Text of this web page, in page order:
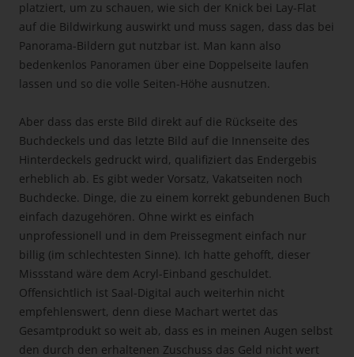
platziert, um zu schauen, wie sich der Knick bei Lay-Flat
auf die Bildwirkung auswirkt und muss sagen, dass das bei
Panorama-Bildern gut nutzbar ist. Man kann also
bedenkenlos Panoramen über eine Doppelseite laufen
lassen und so die volle Seiten-Höhe ausnutzen.
Aber dass das erste Bild direkt auf die Rückseite des
Buchdeckels und das letzte Bild auf die Innenseite des
Hinterdeckels gedruckt wird, qualifiziert das Endergebis
erheblich ab. Es gibt weder Vorsatz, Vakatseiten noch
Buchdecke. Dinge, die zu einem korrekt gebundenen Buch
einfach dazugehören. Ohne wirkt es einfach
unprofessionell und in dem Preissegment einfach nur
billig (im schlechtesten Sinne). Ich hatte gehofft, dieser
Missstand wäre dem Acryl-Einband geschuldet.
Offensichtlich ist Saal-Digital auch weiterhin nicht
empfehlenswert, denn diese Machart wertet das
Gesamtprodukt so weit ab, dass es in meinen Augen selbst
den durch den erhaltenen Zuschuss das Geld nicht wert